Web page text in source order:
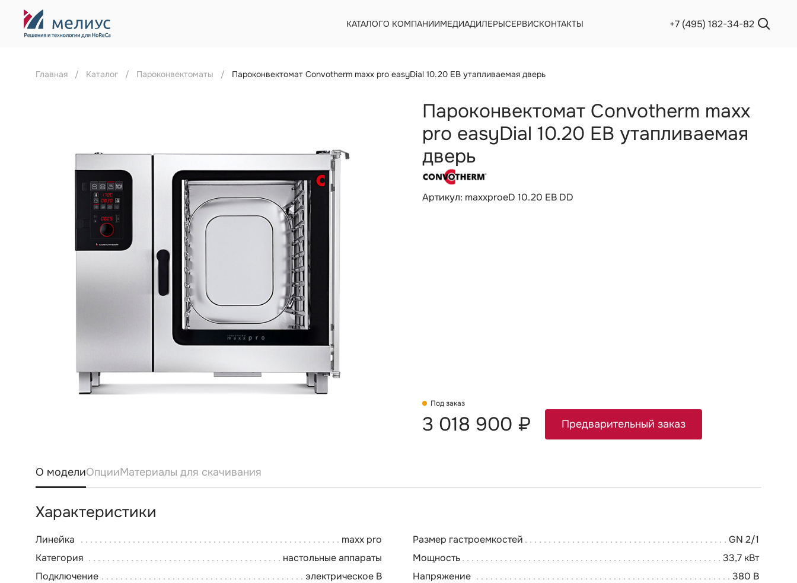
КАТАЛОГО КОМПАНИИМЕДИАДИЛЕРЫСЕРВИСКОНТАКТЫ +7 (495) 182-34-82
Главная Каталог Пароконвектоматы Пароконвектомат Convotherm maxx pro easyDial 10.20 EB утапливаемая дверь
Пароконвектомат Convotherm maxx
pro easyDial 10.20 EB утапливаемая
дверь
Артикул: maxxproeD 10.20 EB DD
Под заказ
3 018 900 ₽ Предварительный заказ
О моделиОпцииМатериалы для скачивания
Характеристики
Линейка
maxx pro
Категория
настольные аппараты
Подключение
электрическое В
Размер гастроемкостей
GN 2/1
Мощность
33,7 кВт
Напряжение
380 В